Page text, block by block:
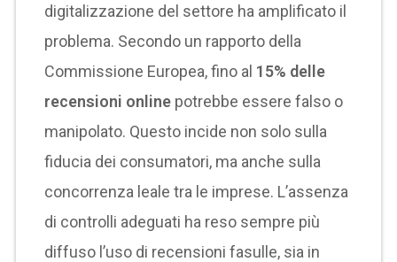
digitalizzazione del settore ha amplificato il
problema. Secondo un rapporto della
Commissione Europea, fino al 15% delle
recensioni online potrebbe essere falso o
manipolato. Questo incide non solo sulla
fiducia dei consumatori, ma anche sulla
concorrenza leale tra le imprese. L’assenza
di controlli adeguati ha reso sempre più
diffuso l’uso di recensioni fasulle, sia in